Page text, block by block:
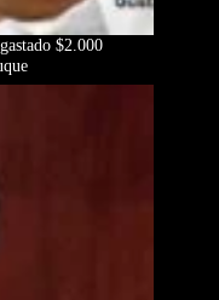
$2.000